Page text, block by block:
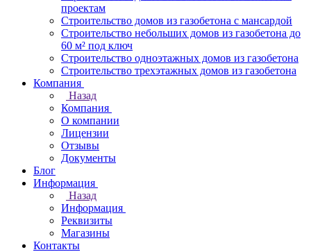
проектам
Строительство домов из газобетона с мансардой
Строительство небольших домов из газобетона до
60 м² под ключ
Строительство одноэтажных домов из газобетона
Строительство трехэтажных домов из газобетона
Компания
Назад
Компания
О компании
Лицензии
Отзывы
Документы
Блог
Информация
Назад
Информация
Реквизиты
Магазины
Контакты